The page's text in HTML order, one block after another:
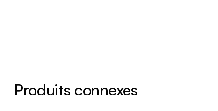
Produits connexes